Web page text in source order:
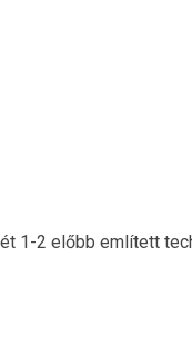
2 előbb említett